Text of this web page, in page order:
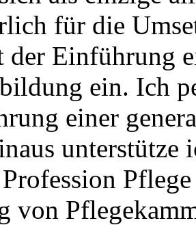
für die
der Einführung
ein. Ich
einer
Profession
von